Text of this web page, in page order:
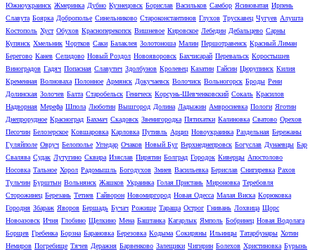
Южноукраинск Жмеринка Дубно Кузнецовск Борислав Васильков Самбор Ясиноватая Ирпень
Славута Боярка Доброполье Синельниково Староконстантинов Глухов Трускавец Чугуев Алушта
Костополь Хуст Обухов Красноперекопск Вишневое Кировское Лебедин Дебальцево Сарны
Купянск Хмельник Чортков Саки Балаклея Золотоноша Малин Першотравенск Красный Лиман
Берегово Канев Селидово Новый Роздол Новояворовск Бахчисарай Перевальск Коростышев
Виноградов Гадяч Попасная Славутич Здолбунов Кролевец Казатин Гайсин Цюрупинск Килия
Кременная Волноваха Полонное Армянск Докучаевск Волочиск Вольногорск Броды Рени
Долинская Золочев Балта Старобельск Геническ Корсунь-Шевченковский Сокаль Красилов
Надворная Мерефа Шпола Люботин Вышгород Долина Ладыжин Амвросиевка Пологи Яготин
Днепрорудное Красноград Бахмач Скадовск Звенигородка Пятихатки Калиновка Сватово Орехов
Песочин Белозерское Ковшаровка Карловка Путивль Арциз Новоукраинка Раздельная Бережаны
Гуляйполе Овруч Белополье Угледар Очаков Новый Буг Верхнеднепровск Богуслав Дунаевцы Бар
Свалява Судак Лутугино Сквира Изяслав Пирятин Болград Городок Киверцы Апостолово
Носовка Тальное Хорол Радомышль Богодухов Змиев Васильевка Берислав Снигиревка Рахов
Тульчин Бурштын Вольнянск Жашков Украинка Голая Пристань Мироновка Теребовля
Сторожинец Березань Тетиев Гайворон Новомиргород Новая Одесса Малая Виска Корюковка
Городня Збараж Яворов Бершадь Бучач Рожище Тараща Острог Гнивань Лохвица Щорс
Новоазовск Ичня Глобино Щелкино Мена Баштанка Кагарлык Ямполь Бобринец Новая Водолага
Борщев Гребенка Борзна Барановка Березовка Кодыма Сокиряны Ильинцы Татарбунары Хотин
Немиров Погребище Тячев Деражня Барвенково Залещики Чигирин Болехов Христиновка Бурынь